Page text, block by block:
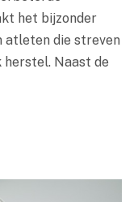
het bijzonder
atleten die streven
Naast de